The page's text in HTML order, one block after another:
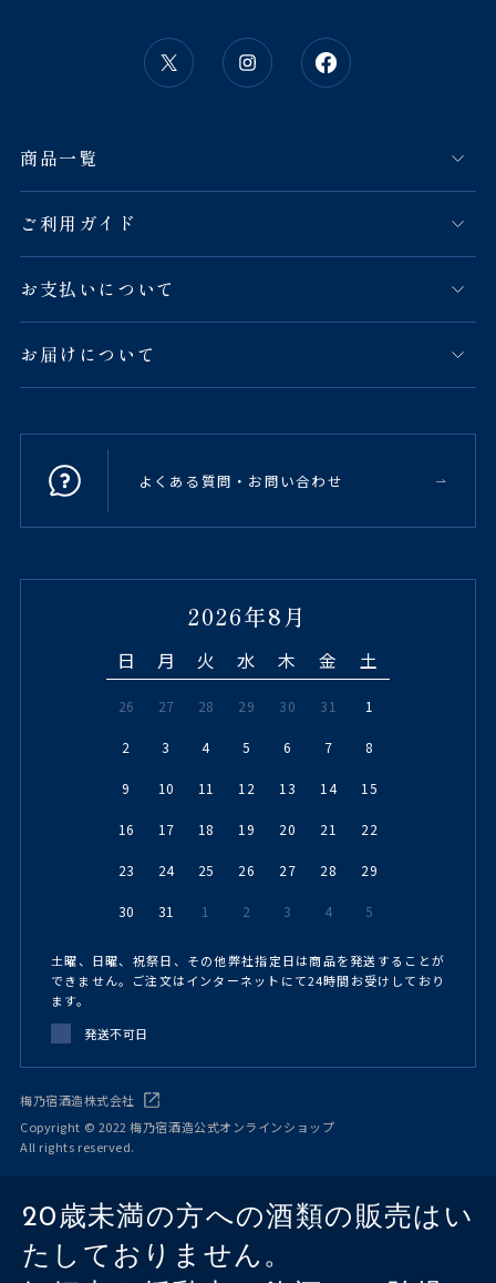
商品一覧
ご利用ガイド
お支払いについて
お届けについて
よくある質問・お問い合わせ
2026年8月
日 月 火 水 木 金 土
26 27 28 29 30 31 1
2 3 4 5 6 7 8
9 10 11 12 13 14 15
16 17 18 19 20 21 22
23 24 25 26 27 28 29
30 31 1 2 3 4 5
土曜、日曜、祝祭日、その他弊社指定日は商品を発送することが
できません。ご注文はインターネットにて24時間お受けしており
ます。
発送不可日
梅乃宿酒造株式会社
Copyright © 2022 梅乃宿酒造公式オンラインショップ
All rights reserved.
20歳未満の方への酒類の販売はい
たしておりません。